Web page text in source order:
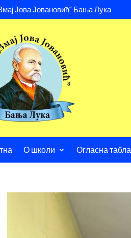
Јова Јовановић“ Бања Лука
О школи Огласна табла